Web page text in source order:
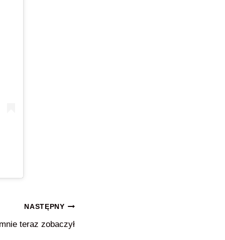
NASTĘPNY
teraz zobaczył